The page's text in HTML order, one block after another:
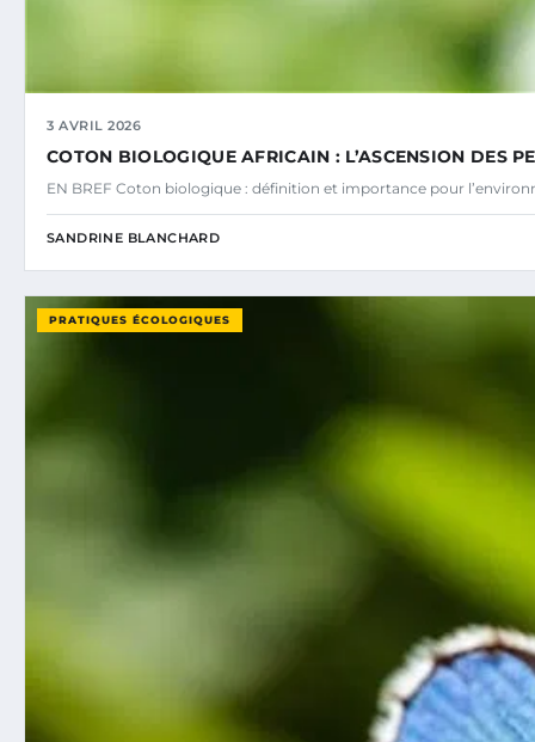
3 AVRIL 2026
COTON BIOLOGIQUE AFRICAIN : L’ASCENSION DES
EN BREF Coton biologique : définition et importance pour
SANDRINE BLANCHARD
PRATIQUES ÉCOLOGIQUES